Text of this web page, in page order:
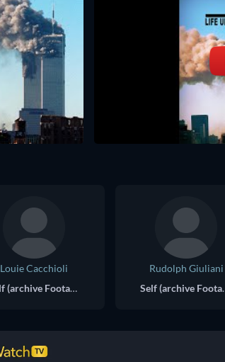
Louie Cacchioli
Self (archive Footage)
Rudolph Giuliani
Self